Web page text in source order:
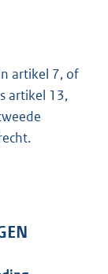
artikel 7, of
artikel 13,